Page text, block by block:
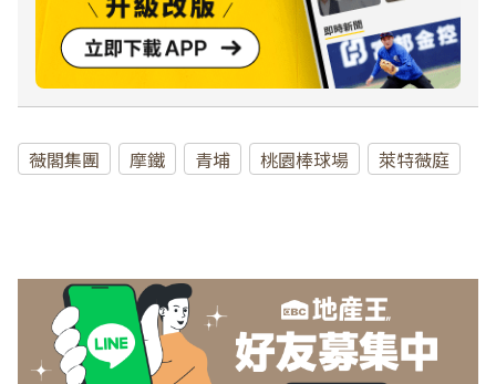
薇閣集團 摩鐵 青埔 桃園棒球場 萊特薇庭